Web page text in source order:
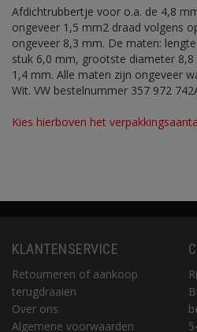
Afdichtrubbertje voor o.a. de 4,8
ongeveer 1,5 mm2 draad volgens
ongeveer 8,3 mm. De maten:
stuk 6,0 mm, grootste diameter
1,4 mm. Alle maten zijn ongeveer
Wit. VW bestelnummer 357 972
Kies hierboven het
KLANTENSERVICE
Retourneren of aankoop
terugdraaien
Over ons
Algemene voorwaarden